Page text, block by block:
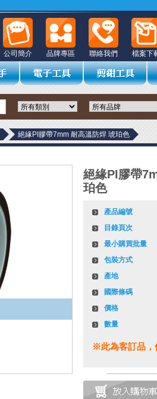
檔案下
聯絡我們
品牌專區
公司簡介
絕緣PI膠帶7mm 耐高溫防焊 琥珀色
絕緣PI膠帶
珀色
產品編號
目錄頁次
最小購買批量
包裝方式
產地
國際條碼
價格
數量
※此為客訂品，